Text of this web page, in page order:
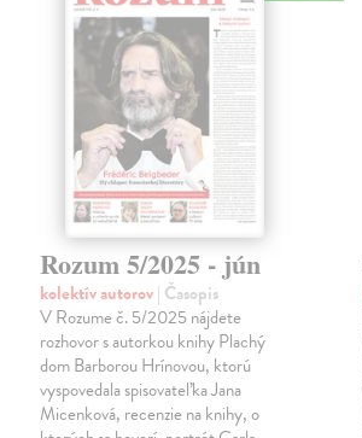
Rozum 5/2025 - jún
kolektív autorov| Časopis
V Rozume č. 5/2025 nájdete
rozhovor s autorkou knihy Plachý
dom Barborou Hrínovou, ktorú
vyspovedala spisovateľka Jana
Micenková, recenzie na knihy, o